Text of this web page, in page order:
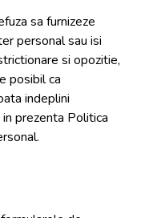
sa furnizeze
personal sau isi
si opozitie,
posibil ca
indeplini
prezenta Politica